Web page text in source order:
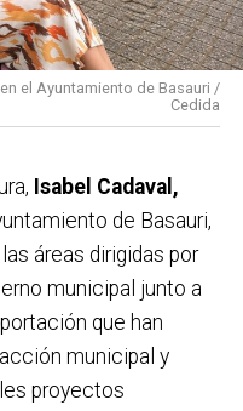
el Ayuntamiento de Basauri /
Cedida
Isabel Cadaval,
de Basauri,
áreas dirigidas por
municipal junto a
que han
municipal y
proyectos